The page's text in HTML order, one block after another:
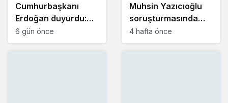
Cumhurbaşkanı
Erdoğan duyurdu:
Kiralık sosyal konut
6 gün önce
Muhsin Yazıcıoğlu
soruşturmasında
yeni gelişme!
4 hafta önce